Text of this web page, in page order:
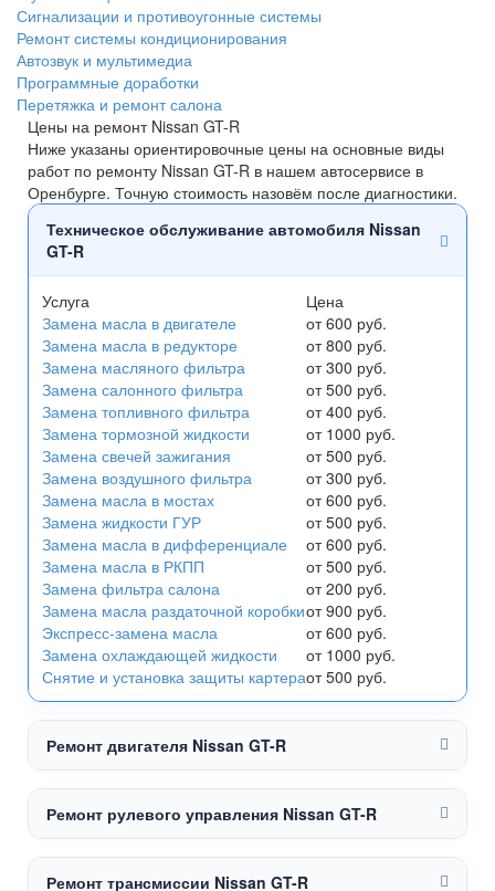
Сигнализации и противоугонные системы
Ремонт системы кондиционирования
Автозвук и мультимедиа
Программные доработки
Перетяжка и ремонт салона
Цены на ремонт Nissan GT-R
Ниже указаны ориентировочные цены на основные виды
работ по ремонту Nissan GT-R в нашем автосервисе в
Оренбурге. Точную стоимость назовём после диагностики.
Техническое обслуживание автомобиля Nissan
GT-R
Услуга
Цена
Замена масла в двигателе
от 600 руб.
Замена масла в редукторе
от 800 руб.
Замена масляного фильтра
от 300 руб.
Замена салонного фильтра
от 500 руб.
Замена топливного фильтра
от 400 руб.
Замена тормозной жидкости
от 1000 руб.
Замена свечей зажигания
от 500 руб.
Замена воздушного фильтра
от 300 руб.
Замена масла в мостах
от 600 руб.
Замена жидкости ГУР
от 500 руб.
Замена масла в дифференциале
от 600 руб.
Замена масла в РКПП
от 500 руб.
Замена фильтра салона
от 200 руб.
Замена масла раздаточной коробкиот 900 руб.
Экспресс-замена масла
от 600 руб.
Замена охлаждающей жидкости
от 1000 руб.
Снятие и установка защиты картераот 500 руб.
Ремонт двигателя Nissan GT-R
Ремонт рулевого управления Nissan GT-R
Ремонт трансмиссии Nissan GT-R